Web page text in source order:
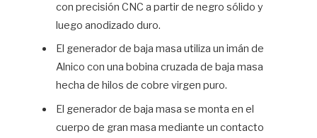
con precisión CNC a partir de negro sólido y
luego anodizado duro.
El generador de baja masa utiliza un imán de
Alnico con una bobina cruzada de baja masa
hecha de hilos de cobre virgen puro.
El generador de baja masa se monta en el
cuerpo de gran masa mediante un contacto